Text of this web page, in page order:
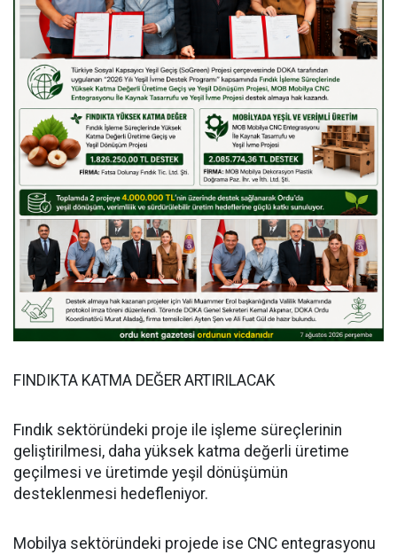
FINDIKTA KATMA DEĞER ARTIRILACAK
Fındık sektöründeki proje ile işleme süreçlerinin
geliştirilmesi, daha yüksek katma değerli üretime
geçilmesi ve üretimde yeşil dönüşümün
desteklenmesi hedefleniyor.
Mobilya sektöründeki projede ise CNC entegrasyonu